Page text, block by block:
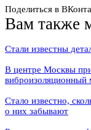
Поделиться в
Вам также
Стали известны
В центре Москвы
виброизоляционный
Стало известно,
о них забывают